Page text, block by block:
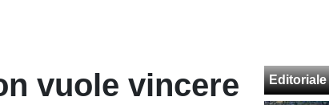
vuole vincere
Editoriale